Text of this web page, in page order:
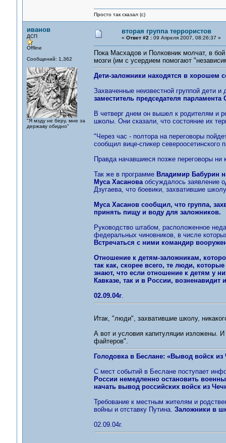
Просто так сказал (с)
иванов
ДСП
Offline
Сообщений: 1,362
"Я мзду не беру, мне за
державу обидно"
вторая группа террористов
« Ответ #2 :09 Апреля 2007, 08:26:37 »
Пока Масхадов и Полковник молчат, в
мозги (им с усердием помогают
Дети-заложники находятся в хорошем
Захваченные неизвестной группой дети
заместитель председателя
В четверг днем он вышел к родителям и
школы. Они сказали, что состояние их
"Через час - полтора на переговоры
сообщил вице-спикер североосетинского
Правда начавшиеся позже переговоры ни
Так же в программеВладимир Бабурин
Муса Хасановаобсуждалось заявление
Дзугаева, что боевики, захватившие
Муса Хасанов сообщил, что группа,
принять пищу и воду для заложников.
Руководство штабом, расположенное
федеральных чиновников, в числе
Встречаться с ними командир
Отношение к детям-заложникам,
так как, скорее всего, те люди,
знают, что если отношение к детям у
Кавказе, так и в России, возненавидит
02.09.04г.
Итак, "люди", захватившие школу,
А вот и условия капитуляции изложены.
файтеров".
Голодовка в Беслане: «Вывод войск из
С мест событий в Беслане поступает
России немедленно остановить
начать вывод российских войск из
Требование к местным жителям и
войны и отставку Путина. Заложники в
02.09.04г.